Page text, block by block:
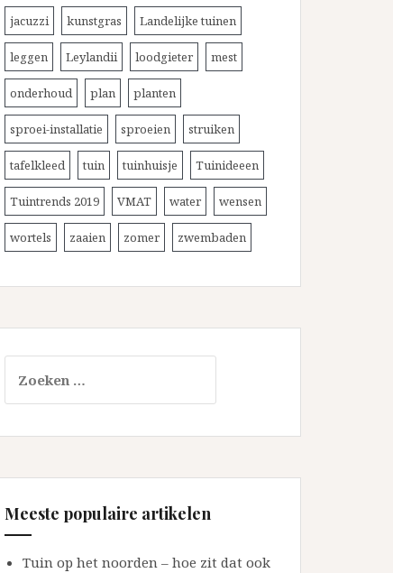
jacuzzi kunstgras Landelijke tuinen
leggen Leylandii loodgieter mest
onderhoud plan planten
sproei-installatie sproeien struiken
tafelkleed tuin tuinhuisje Tuinideeen
Tuintrends 2019 VMAT water wensen
wortels zaaien zomer zwembaden
naar:
Meeste populaire artikelen
Tuin op het noorden – hoe zit dat ook